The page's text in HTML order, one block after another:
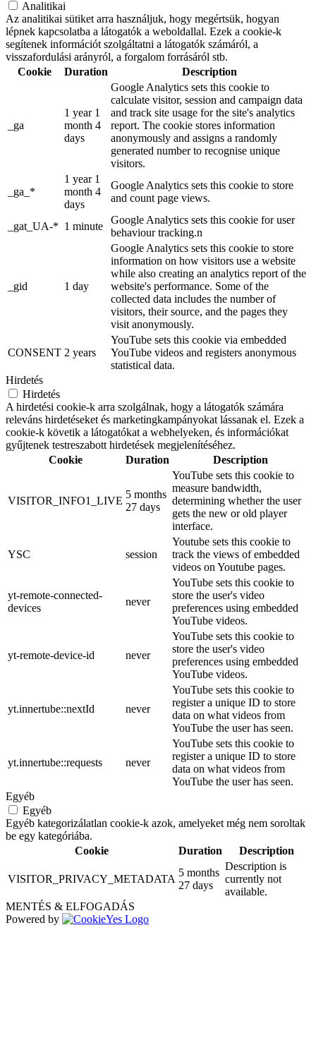
Analitikai
Az analitikai sütiket arra használjuk, hogy megértsük, hogyan
lépnek kapcsolatba a látogatók a weboldallal. Ezek a cookie-k
segítenek információt szolgáltatni a látogatók számáról, a
visszafordulási arányról, a forgalom forrásáról stb.
Cookie
Duration Description
_ga
1 year 1
month 4
days
Google Analytics sets this cookie to
calculate visitor, session and campaign data
and track site usage for the site's analytics
report. The cookie stores information
anonymously and assigns a randomly
generated number to recognise unique
visitors.
_ga_*
1 year 1
month 4
days
Google Analytics sets this cookie to store
and count page views.
_gat_UA-* 1 minute
Google Analytics sets this cookie for user
behaviour tracking.n
_gid 1 day
Google Analytics sets this cookie to store
information on how visitors use a website
while also creating an analytics report of the
website's performance. Some of the
collected data includes the number of
visitors, their source, and the pages they
visit anonymously.
CONSENT 2 years
YouTube sets this cookie via embedded
YouTube videos and registers anonymous
statistical data.
Hirdetés
Hirdetés
A hirdetési cookie-k arra szolgálnak, hogy a látogatók számára
releváns hirdetéseket és marketingkampányokat lássanak el. Ezek a
cookie-k követik a látogatókat a webhelyeken, és információkat
gyűjtenek testreszabott hirdetések megjelenítéséhez.
Cookie
Duration Description
VISITOR_INFO1_LIVE
5 months
27 days
YouTube sets this cookie to
measure bandwidth,
determining whether the user
gets the new or old player
interface.
YSC session
Youtube sets this cookie to
track the views of embedded
videos on Youtube pages.
yt-remote-connected-
devices
never
YouTube sets this cookie to
store the user's video
preferences using embedded
YouTube videos.
yt-remote-device-id never
YouTube sets this cookie to
store the user's video
preferences using embedded
YouTube videos.
yt.innertube::nextId never
YouTube sets this cookie to
register a unique ID to store
data on what videos from
YouTube the user has seen.
yt.innertube::requests never
YouTube sets this cookie to
register a unique ID to store
data on what videos from
YouTube the user has seen.
Egyéb
Egyéb
Egyéb kategorizálatlan cookie-k azok, amelyeket még nem soroltak
be egy kategóriába.
Cookie
Duration Description
VISITOR_PRIVACY_METADATA
5 months
27 days
Description is
currently not
available.
MENTÉS & ELFOGADÁS
Powered by